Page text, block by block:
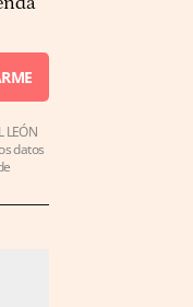
LEÓN
datos